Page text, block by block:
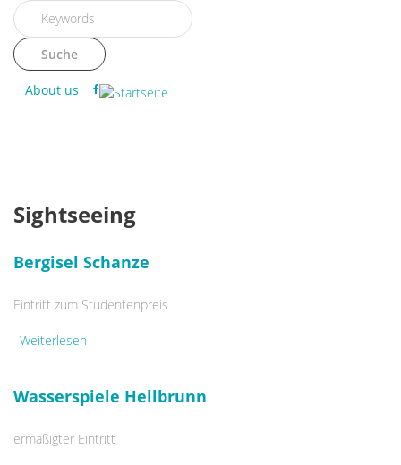
Direkt zum Inhalt
Suchformular
Suche
About us
Sightseeing
Bergisel Schanze
Eintritt zum Studentenpreis
Weiterlesen
Wasserspiele Hellbrunn
ermäßigter Eintritt